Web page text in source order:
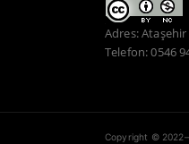
Adres:
Telefon: 0546
Copyright ©